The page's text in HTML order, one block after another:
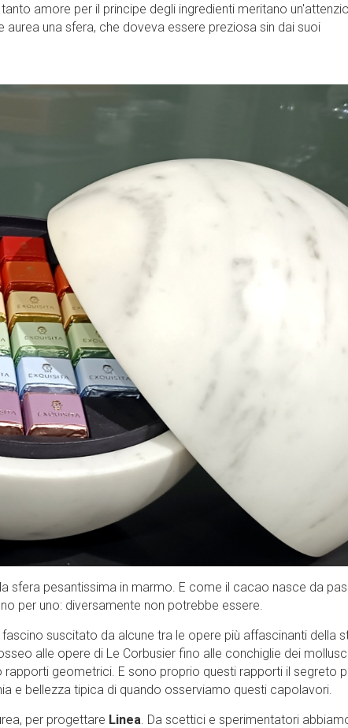
amore per il principe degli ingredienti meritano
una sfera, che doveva essere preziosa sin dai suoi
sfera pesantissima in marmo. E come il cacao nasce da
per uno: diversamente non potrebbe essere.
suscitato da alcune tra le opere più affascinanti della
alle opere di Le Corbusier fino alle conchiglie dei
rapporti geometrici. E sono proprio questi rapporti il segreto
e bellezza tipica di quando osserviamo questi capolavori.
per progettare Linea. Da scettici e sperimentatori